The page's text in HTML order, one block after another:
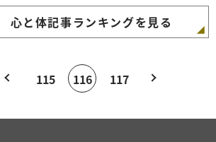
心と体記事ランキングを見る
115 116 117